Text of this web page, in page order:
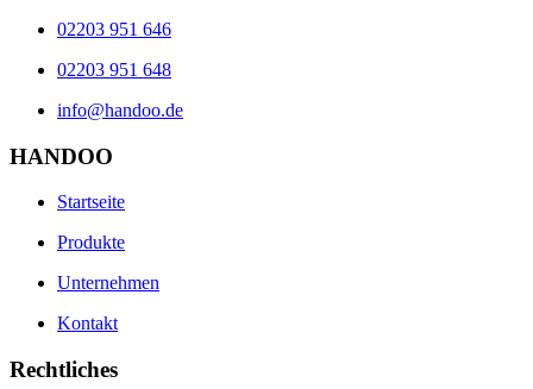
02203 951 646
02203 951 648
info@handoo.de
HANDOO
Startseite
Produkte
Unternehmen
Kontakt
Rechtliches